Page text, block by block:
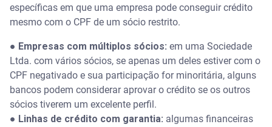
específicas em que uma empresa pode conseguir crédito
mesmo com o CPF de um sócio restrito.
● Empresas com múltiplos sócios: em uma Sociedade
Ltda. com vários sócios, se apenas um deles estiver com o
CPF negativado e sua participação for minoritária, alguns
bancos podem considerar aprovar o crédito se os outros
sócios tiverem um excelente perfil.
● Linhas de crédito com garantia: algumas financeiras